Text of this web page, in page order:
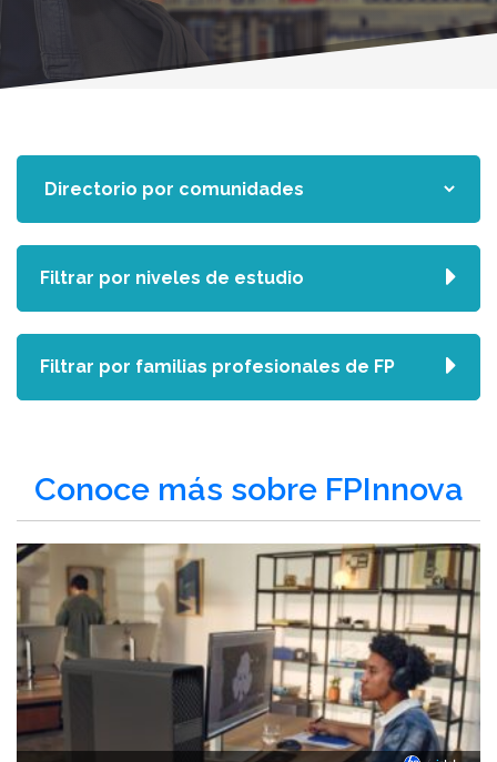
Conoce más sobre FPInnova
Filtrar por niveles de estudio
Filtrar por familias profesionales de FP